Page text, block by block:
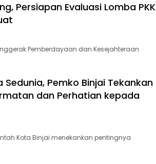
Persiapan Evaluasi Lomba PKK
Pemberdayaan dan Kesejahteraan
Sedunia, Pemko Binjai Tekankan
dan Perhatian kepada
Kota Binjai menekankan pentingnya